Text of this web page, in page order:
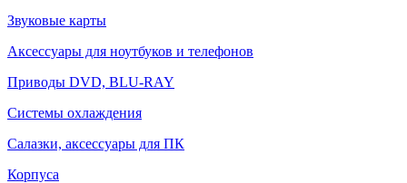
Звуковые карты
Аксессуары для ноутбуков и телефонов
Приводы DVD, BLU-RAY
Системы охлаждения
Салазки, аксессуары для ПК
Корпуса